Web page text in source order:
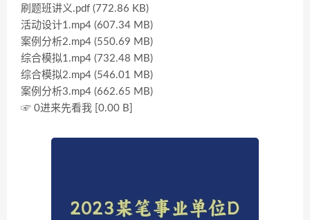
刷题班讲义.pdf (772.86 KB)
活动设计1.mp4 (607.34 MB)
案例分析2.mp4 (550.69 MB)
综合模拟1.mp4 (732.48 MB)
综合模拟2.mp4 (546.01 MB)
案例分析3.mp4 (662.65 MB)
☞ 0进来先看我 [0.00 B]